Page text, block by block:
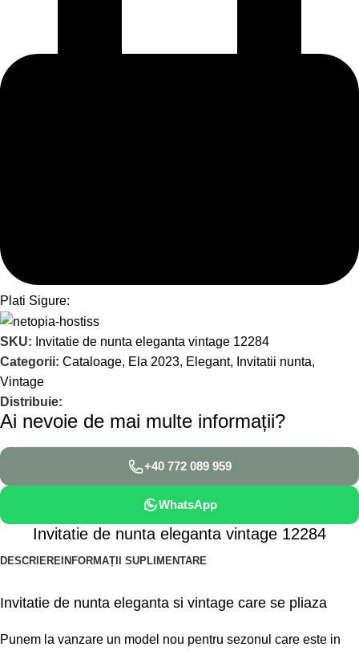
Plati Sigure:
SKU: Invitatie de nunta eleganta vintage 12284
Categorii: Cataloage, Ela 2023, Elegant, Invitatii nunta,
Vintage
Distribuie:
Ai nevoie de mai multe informații?
+40 772 089 959
WhatsApp
Invitatie de nunta eleganta vintage 12284
DESCRIEREINFORMAȚII SUPLIMENTARE
Invitatie de nunta eleganta si vintage care se pliaza
Punem la vanzare un model nou pentru sezonul care este in